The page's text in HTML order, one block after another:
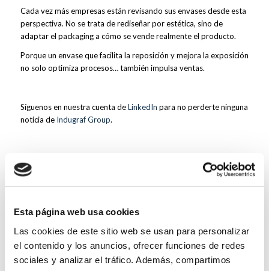
Esta página web usa cookies
Las cookies de este sitio web se usan para personalizar
el contenido y los anuncios, ofrecer funciones de redes
sociales y analizar el tráfico. Además, compartimos
Cada vez más empresas están revisando sus envases desde esta
perspectiva. No se trata de rediseñar por estética, sino de
adaptar el packaging a cómo se vende realmente el producto.
Porque un envase que facilita la reposición y mejora la exposición
no solo optimiza procesos… también impulsa ventas.
Síguenos en nuestra cuenta deLinkedIn para no perderte ninguna
noticia de Indugraf Group.